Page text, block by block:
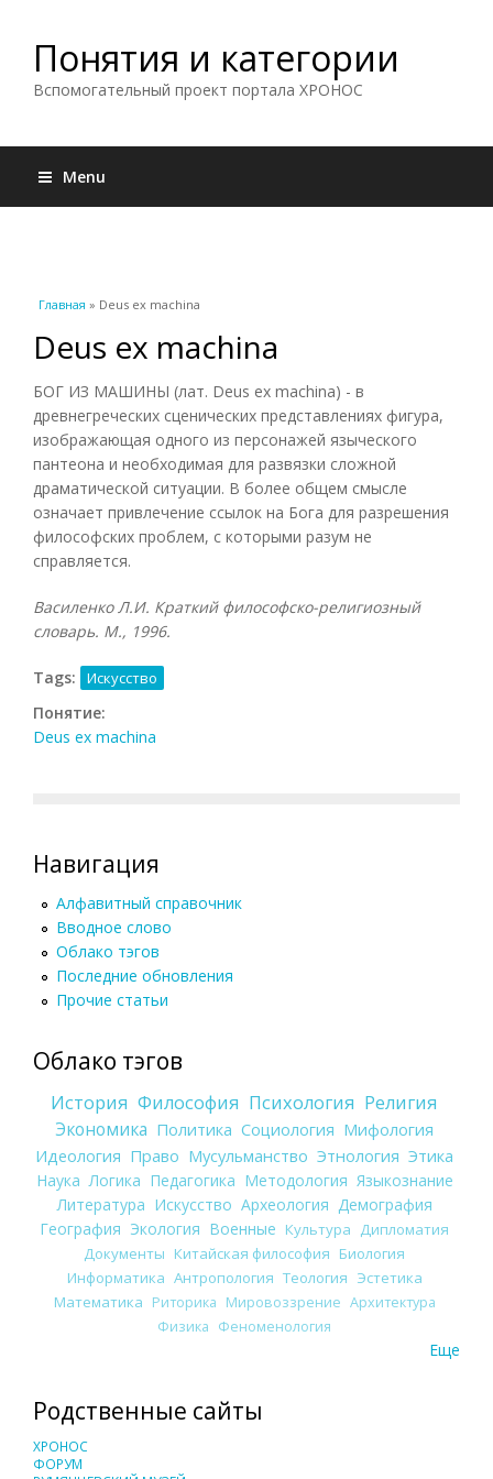
Понятия и категории
Вспомогательный проект портала ХРОНОС
Menu
Вы здесь
Главная » Deus ex machina
Deus ex machina
БОГ ИЗ МАШИНЫ (лат. Deus ex machina) - в
древнегреческих сценических представлениях фигура,
изображающая одного из персонажей языческого
пантеона и необходимая для развязки сложной
драматической ситуации. В более общем смысле
означает привлечение ссылок на Бога для разрешения
философских проблем, с которыми разум не
справляется.
Василенко Л.И. Краткий философско-религиозный
словарь. М., 1996.
Tags: Искусство
Понятие:
Deus ex machina
Навигация
Алфавитный справочник
Вводное слово
Облако тэгов
Последние обновления
Прочие статьи
Облако тэгов
История Философия Психология Религия
Экономика Политика Социология Мифология
Идеология Право Мусульманство Этнология Этика
Наука Логика Педагогика Методология Языкознание
Литература Искусство Археология Демография
География Экология Военные Культура
Дипломатия
Документы Китайская философия Биология
Информатика Антропология Теология Эстетика
Математика Риторика Мировоззрение Архитектура
Физика Феноменология
Еще
Родственные сайты
ХРОНОС
ФОРУМ